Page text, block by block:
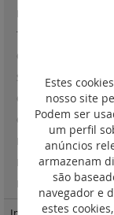
Difusão sonora
Tomadas de áudio e
Outras tomadas de
Suportes de fixação
Caixas salientes e
Quadros Sistema
Lâmpadas LED para
Lâmpadas Easy-Led
Funções para
Estes
nosso site
Podem ser
um perfil
anúncios
armazenam
são
navegador e
estes